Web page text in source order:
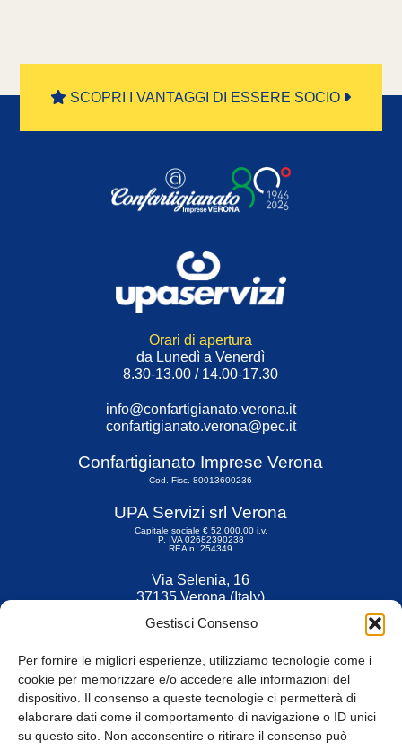
Gestisci Consenso
Per fornire le migliori esperienze, utilizziamo tecnologie come i
cookie per memorizzare e/o accedere alle informazioni del
dispositivo. Il consenso a queste tecnologie ci permetterà di
elaborare dati come il comportamento di navigazione o ID unici
su questo sito. Non acconsentire o ritirare il consenso può
SCOPRI I VANTAGGI DI ESSERE SOCIO
Orari di apertura
da Lunedì a Venerdì
8.30-13.00 / 14.00-17.30
info@confartigianato.verona.it
confartigianato.verona@pec.it
Confartigianato Imprese Verona
Cod. Fisc. 80013600236
UPA Servizi srl Verona
Capitale sociale € 52.000,00 i.v.
P. IVA 02682390238
REA n. 254349
Via Selenia, 16
37135 Verona (Italy)
Fax 045 9211599